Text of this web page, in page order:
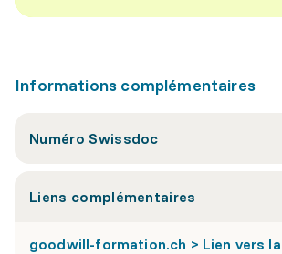
Informations complémentaires
Numéro Swissdoc
Liens complémentaires
goodwill-formation.ch > Lien vers